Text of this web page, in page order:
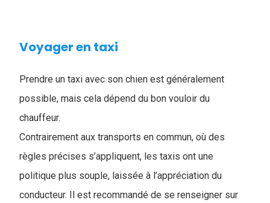
Voyager en taxi
Prendre un taxi avec son chien est généralement
possible, mais cela dépend du bon vouloir du
chauffeur.
Contrairement aux transports en commun, où des
règles précises s’appliquent, les taxis ont une
politique plus souple, laissée à l’appréciation du
conducteur. Il est recommandé de se renseigner sur